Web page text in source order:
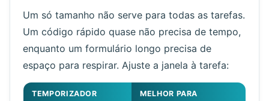
Um só tamanho não serve para todas as tarefas.
Um código rápido quase não precisa de tempo,
enquanto um formulário longo precisa de
espaço para respirar. Ajuste a janela à tarefa:
TEMPORIZADOR MELHOR PARA